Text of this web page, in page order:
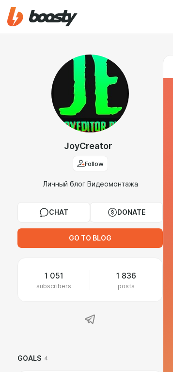
JoyCreator
Follow
Личный блог Видеомонтажа
CHAT DONATE
GO TO BLOG
1 051
subscribers
1 836
posts
GOALS 4